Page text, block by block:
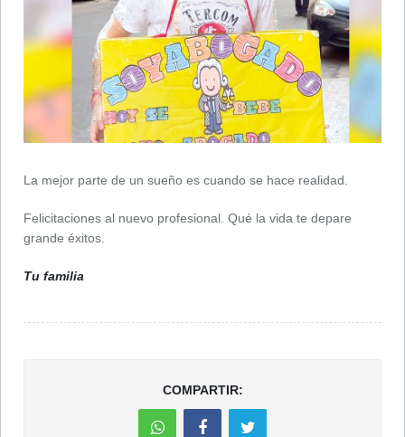
La mejor parte de un sueño es cuando se hace realidad.
Felicitaciones al nuevo profesional. Qué la vida te depare
grande éxitos.
Tu familia
COMPARTIR: